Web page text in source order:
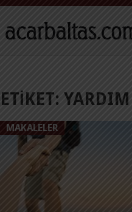
ETIKET: YARDIM
MAKALELER